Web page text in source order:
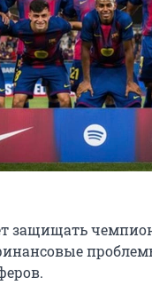
защищать